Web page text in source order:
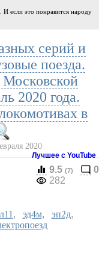
если это понравится народу
серий и
поезда.
2020 года.
в
2020
Лучшее с YouTube
9.5 (7)
0
282
, эд4м, эп2д,